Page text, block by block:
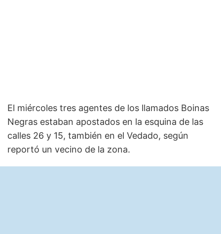
El miércoles tres agentes de los llamados Boinas
Negras estaban apostados en la esquina de las
calles 26 y 15, también en el Vedado, según
reportó un vecino de la zona.